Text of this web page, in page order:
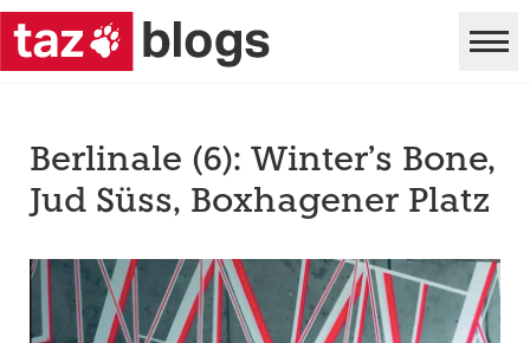
Berlinale (6): Winter’s Bone,
Jud Süss, Boxhagener Platz